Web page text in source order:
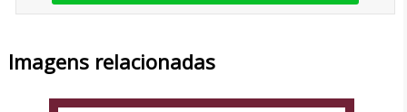
Imagens relacionadas